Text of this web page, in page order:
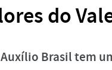
do
Auxílio Brasil tem